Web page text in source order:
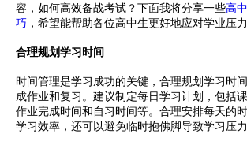
容，如何高效备战考试？下面我将分享一些高
巧 ，希望能帮助各位高中生更好地应对学业压力
合理规划学习时间
时间管理是学习成功的关键，合理规划学习时
成作业和复习。建议制定每日学习计划，包括
作业完成时间和自习时间等。合理安排每天的
学习效率，还可以避免临时抱佛脚导致学习压力